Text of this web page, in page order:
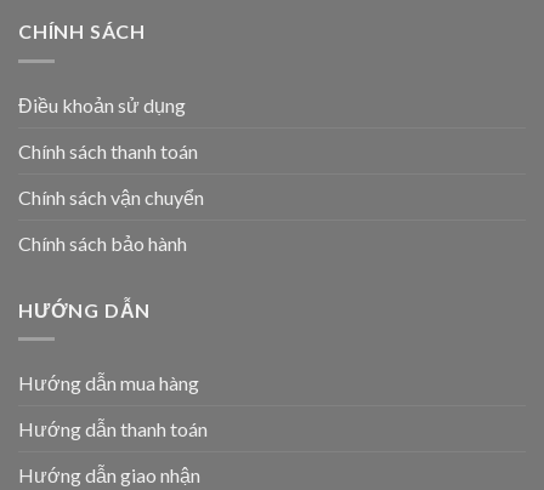
CHÍNH SÁCH
Điều khoản sử dụng
Chính sách thanh toán
Chính sách vận chuyển
Chính sách bảo hành
HƯỚNG DẪN
Hướng dẫn mua hàng
Hướng dẫn thanh toán
Hướng dẫn giao nhận